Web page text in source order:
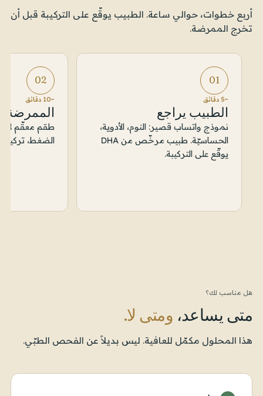
أربع خطوات، حوالي ساعة. الطبيب يوقّع على التركيبة قبل أن
تخرج الممرضة.
01
~5 دقائق
الطبيب يراجع
نموذج واتساب قصير: النوم، الأدوية،
الحساسيّة. طبيب مرخّص من DHA
يوقّع على التركيبة.
02
~10 دقائق
الممرضة
طقم معقّم
الضغط، تركيب
هل مناسب لك؟
متى يساعد، ومتى لا.
هذا المحلول مكمّل للعافية. ليس بديلاً عن الفحص الطبّي.